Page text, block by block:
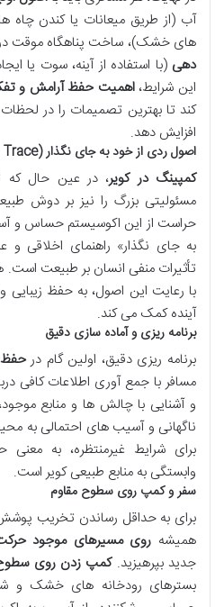
آب (از طریق میعانات یا کندن چاه
های خشک)، ساخت پناهگاه موقت در
دهی (با استفاده از آینه، سوت یا
این شرایط،اهمیت حفظ آرامش و
کند تا بهترین تصمیمات را در
افزایش دهد.
اصول ردی از خود به جای نگذار (Leave No Trace) در کویر
کمپینگ در کویر، در عین حال که
مسئولیتی بزرگ را نیز بر دوش
حراست از این اکوسیستم حساس و
به جای نگذار» راهنمای اخلاقی و
تأثیرات منفی انسان بر طبیعت است.
با رعایت این اصول، به حفظ
آینده کمک می کند.
برنامه ریزی و آماده سازی دقیق
برنامه ریزی دقیق، اولین گام در
مسافر با جمع آوری اطلاعات کافی
و آشنایی با چالش ها و منابع
ناگهانی و آسیب های احتمالی به
برای شرایط غیرمنتظره، به
وابستگی به منابع طبیعی کویر است.
سفر و کمپ روی سطوح مقاوم
برای به حداقل رساندن تخریب
همیشه روی مسیرهای موجود
جدید بپرهیزید.کمپ زدن روی
بسترهای رودخانه های خشک و